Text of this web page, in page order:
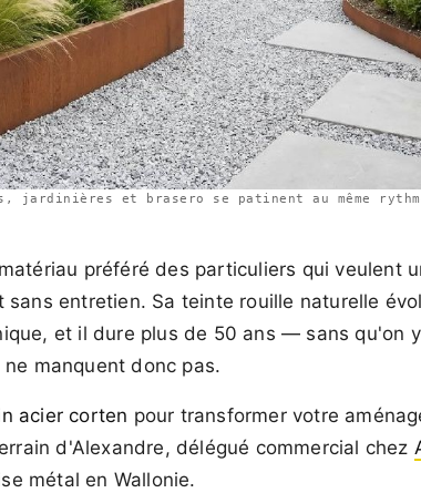
jardinières et brasero se patinent au même
préféré des particuliers qui veulent
entretien. Sa teinte rouille naturelle
et il dure plus de 50 ans — sans qu'on
ne manquent donc pas.
acier corten pour transformer votre
d'Alexandre, délégué commercial chez
métal en Wallonie.